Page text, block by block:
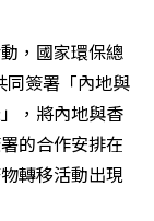
，國家環保總
同簽署「內地與
，將內地與香
的合作安排在
轉移活動出現